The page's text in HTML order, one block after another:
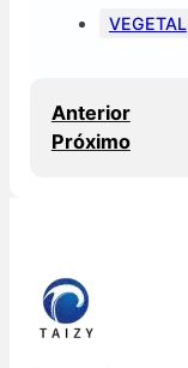
VEGETAL
Anterior
Próximo